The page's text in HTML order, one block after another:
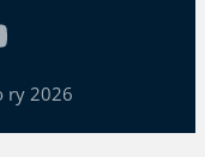
ry 2026